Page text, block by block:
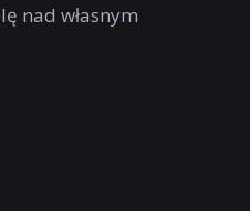
nad własnym